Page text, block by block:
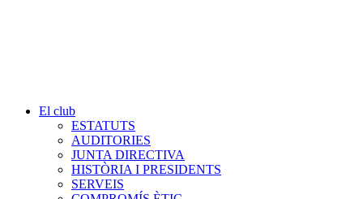
El club
ESTATUTS
AUDITORIES
JUNTA DIRECTIVA
HISTÒRIA I PRESIDENTS
SERVEIS